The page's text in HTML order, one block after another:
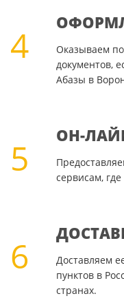
4
Оказываем
документов,
Абазы в
5
ОН-
сервисам,
6
Доставляем
пунктов в
странах.